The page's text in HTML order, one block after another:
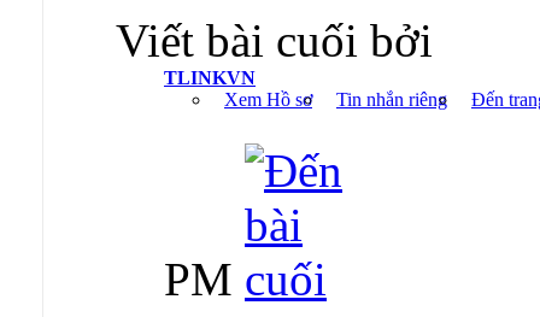
Viết bài cuối bởi
TLINKVN
Xem Hồ sơ
Tin nhắn riêng Đến
PM